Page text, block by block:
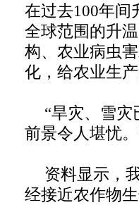
在过去100年间
全球范围的升
构、农业病虫
化，给农业生
“旱灾、雪
前景令人堪忧。
资料显示，
经接近农作物